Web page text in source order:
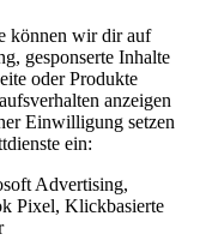
können wir dir auf
gesponserte Inhalte
oder Produkte
anzeigen
Einwilligung setzen
ein:
Advertising,
Pixel, Klickbasierte